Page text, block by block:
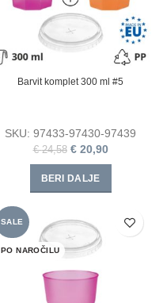
Barvit komplet 300 ml #5
SKU: 97433-97430-97439
€24,58 € 20,90
BERI DALJE
SALE
PO NAROČILU